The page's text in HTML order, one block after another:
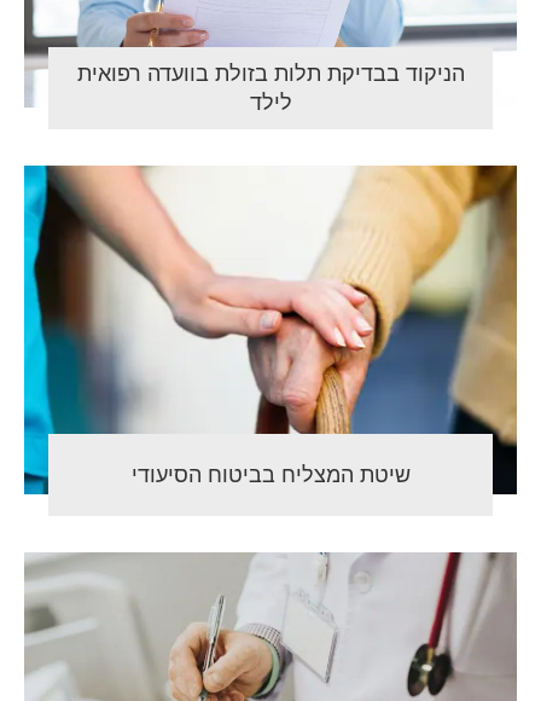
הניקוד בבדיקת תלות בזולת בוועדה רפואית
לילד
שיטת המצליח בביטוח הסיעודי